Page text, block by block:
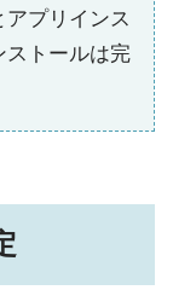
アプリインス
ストールは完